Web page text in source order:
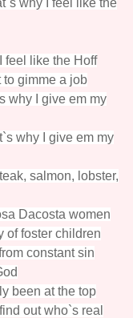
feel like the Hoff
to gimme a job
why I give em my
why I give em my
salmon, lobster,
Dacosta women
of foster children
constant sin
been at the top
out who`s real